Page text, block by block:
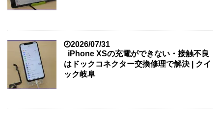
2026/07/31
iPhone XSの充電ができない・接触不良
はドックコネクター交換修理で解決 | クイ
ック岐阜